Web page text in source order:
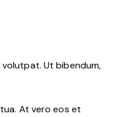
Ut bibendum,
At vero eos et